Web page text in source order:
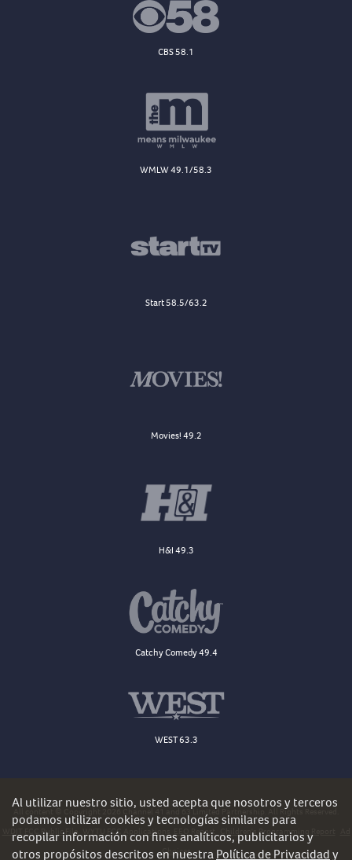
CBS 58.1
WMLW 49.1/58.3
Start 58.5/63.2
Movies! 49.2
H&I 49.3
Catchy Comedy 49.4
WEST 63.3
All content © Copyright 2026 Channel 41 and 63 Limited Partnership. All Rights Reserved.
WDJT FCC Public File
WYTU FCC Applications EEO Report Children's Programming Report
Choices
Al utilizar nuestro sitio, usted acepta que nosotros y terceros
podamos utilizar cookies y tecnologías similares para
recopilar información con fines analíticos, publicitarios y
otros propósitos descritos en nuestraPolítica de Privacidady